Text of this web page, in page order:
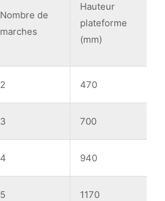
Nombre de
marches
Hauteur
plateforme
(mm)
2 470
3 700
4 940
5 1170